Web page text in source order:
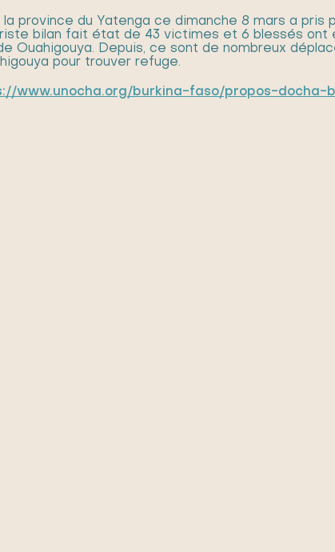
province du Yatenga ce dimanche 8 mars a pris
bilan fait état de 43 victimes et 6 blessés ont
Ouahigouya. Depuis, ce sont de nombreux
pour trouver refuge.
www.unocha.org/burkina-faso/propos-docha-